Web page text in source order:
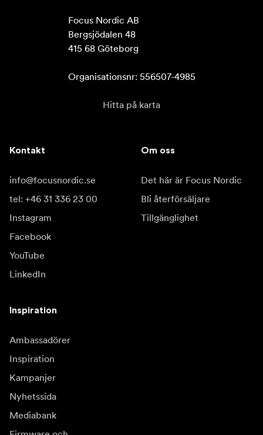
Focus Nordic AB
Bergsjödalen 48
415 68 Göteborg
Organisationsnr: 556507-4985
Hitta på karta
Kontakt
info@focusnordic.se
tel: +46 31 336 23 00
Instagram
Facebook
YouTube
LinkedIn
Om oss
Det här är Focus Nordic
Bli återförsäljare
Tillgänglighet
Inspiration
Ambassadörer
Inspiration
Kampanjer
Nyhetssida
Mediabank